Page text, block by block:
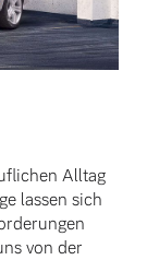
Alltag
lassen sich
von der